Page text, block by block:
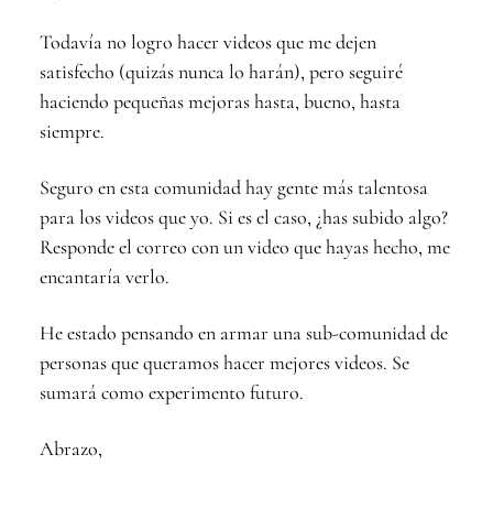
Todavía no logro hacer videos que me dejen
satisfecho (quizás nunca lo harán), pero seguiré
haciendo pequeñas mejoras hasta, bueno, hasta
siempre.
Seguro en esta comunidad hay gente más talentosa
para los videos que yo. Si es el caso, ¿has subido algo?
Responde el correo con un video que hayas hecho, me
encantaría verlo.
He estado pensando en armar una sub-comunidad de
personas que queramos hacer mejores videos. Se
sumará como experimento futuro.
Abrazo,